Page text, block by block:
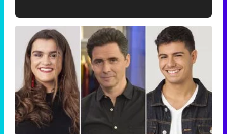
'120 Minutos' celebra sus 2.000 programas en Telemadrid con un vídeo del día a día en la redacción
Tráiler de '33 días', la nueva serie de Atresplayer con Julián Villagrán y José Manuel Poga